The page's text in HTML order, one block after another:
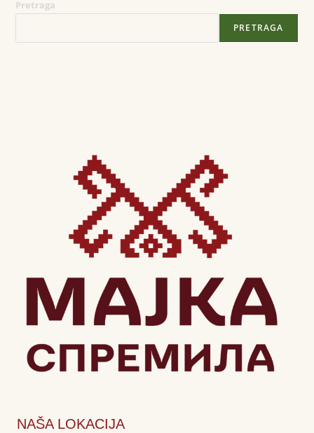
Pretraga
PRETRAGA
NAŠA LOKACIJA